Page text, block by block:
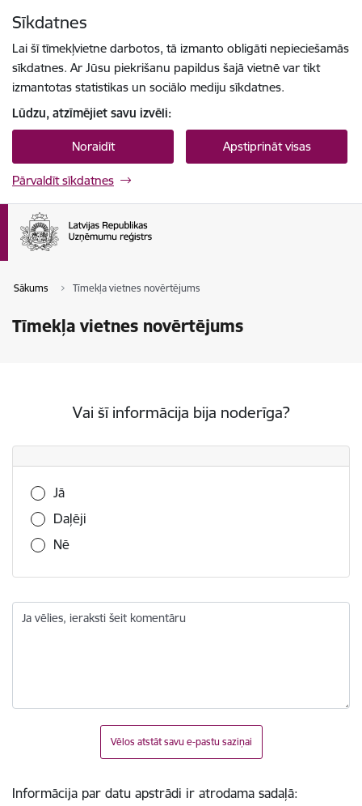
Sīkdatnes
Lai šī tīmekļvietne darbotos, tā izmanto obligāti nepieciešamās
sīkdatnes. Ar Jūsu piekrišanu papildus šajā vietnē var tikt
izmantotas statistikas un sociālo mediju sīkdatnes.
Lūdzu, atzīmējiet savu izvēli:
Noraidīt Apstiprināt visas
Pārvaldīt sīkdatnes
Sākums Tīmekļa vietnes novērtējums
Tīmekļa vietnes novērtējums
Vai šī informācija bija noderīga?
Vai šī informācija bija noderīga?
Jā
Daļēji
Nē
Ja vēlies, ieraksti šeit komentāru
Vēlos atstāt savu e-pastu saziņai
Informācija par datu apstrādi ir atrodama sadaļā: